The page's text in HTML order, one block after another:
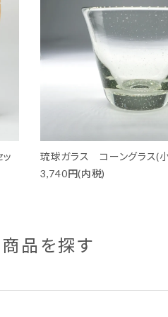
琉球ガラス コーングラス(
3,740円(内税)
品を探す